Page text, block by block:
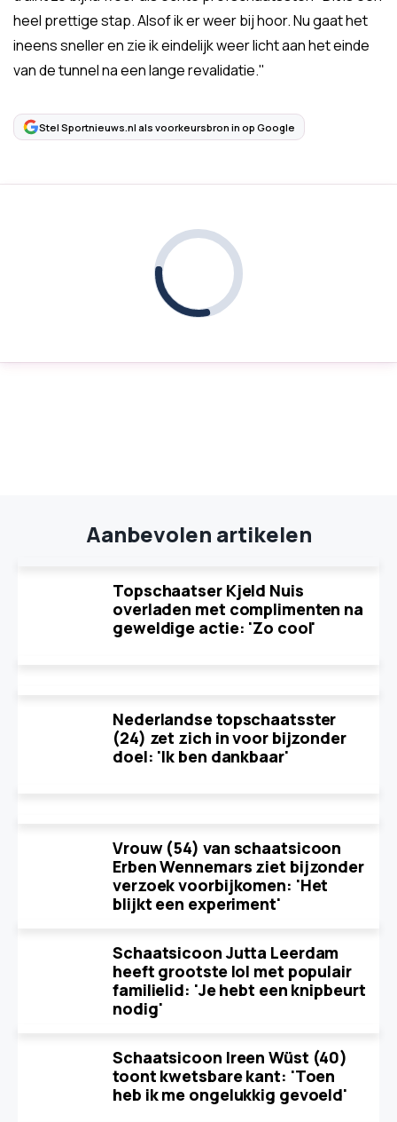
heel prettige stap. Alsof ik er weer bij hoor. Nu gaat het
ineens sneller en zie ik eindelijk weer licht aan het einde
van de tunnel na een lange revalidatie."
Stel Sportnieuws.nl als voorkeursbron in op Google
Aanbevolen artikelen
Topschaatser Kjeld Nuis
overladen met complimenten na
geweldige actie: 'Zo cool'
Nederlandse topschaatsster
(24) zet zich in voor bijzonder
doel: 'Ik ben dankbaar'
Vrouw (54) van schaatsicoon
Erben Wennemars ziet bijzonder
verzoek voorbijkomen: 'Het
blijkt een experiment'
Schaatsicoon Jutta Leerdam
heeft grootste lol met populair
familielid: 'Je hebt een knipbeurt
nodig'
Schaatsicoon Ireen Wüst (40)
toont kwetsbare kant: 'Toen
heb ik me ongelukkig gevoeld'